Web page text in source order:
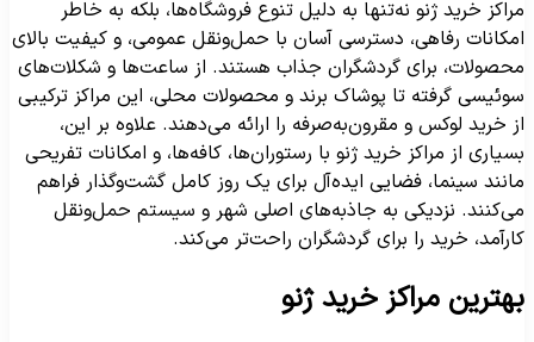
خرید ژنو نه‌تنها به دلیل تنوع فروشگاه‌ها، بلکه به خاطر
رفاهی، دسترسی آسان با حمل‌ونقل عمومی، و کیفیت بالای
برای گردشگران جذاب هستند. از ساعت‌ها و شکلات‌های
گرفته تا پوشاک برند و محصولات محلی، این مراکز ترکیبی
خرید لوکس و مقرون‌به‌صرفه را ارائه می‌دهند. علاوه بر این،
از مراکز خرید ژنو با رستوران‌ها، کافه‌ها، و امکانات تفریحی
سینما، فضایی ایده‌آل برای یک روز کامل گشت‌وگذار فراهم
نزدیکی به جاذبه‌های اصلی شهر و سیستم حمل‌ونقل
خرید را برای گردشگران راحت‌تر می‌کند.
مراکز خرید ژنو